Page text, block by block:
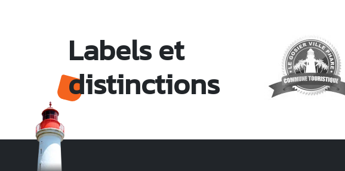
Labels et
distinctions